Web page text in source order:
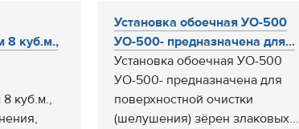
8 куб.м.,
куб.м.,
Установка обоечная УО-500
УО-500- предназначена для...
Установка обоечная УО-500
УО-500- предназначена для
поверхностной очистки
(шелушения) зёрен злаковых...